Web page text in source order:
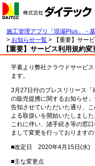
施工管理アプリ「現場Plus」・
> お知らせ一覧 > 【重要】サー
【重要】サービス利用規約
平素より弊社クラウドサービ
ます。
3月27日付のプレスリリース「
の販売提携に関するお知らせ
告知させていただいた通り、
よる取扱いを開始いたしました
これに伴い、諸手続き等の窓
まして変更を行っております
■改定日 2020年4月15日(水)
■主な変更点